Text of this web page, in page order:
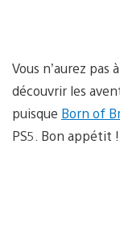
Vous n’aurez
découvrir les
puisque Born of
PS5. Bon appétit !